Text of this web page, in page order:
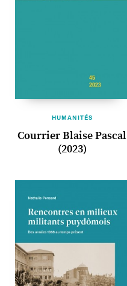
HUMANITÉS
Courrier Blaise Pascal
(2023)